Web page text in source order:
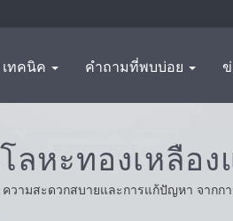
เทคนิค คำถามที่พบบ่อย
ะทองเหลือง
วามสะดวกสบายและการแก้ปัญหา จาก
ชื่อถือให้บริการและผลิตภัณฑ์ที่ดีที่สุด